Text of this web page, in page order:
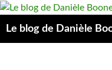
Aller
contenu
Le blog de Danièle